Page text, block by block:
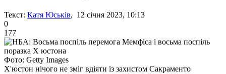
Текст: Катя Юськів, 12 січня 2023, 10:13
0
177
Фото: Getty Images
Х'юстон нічого не зміг вдіяти із захистом Сакраменто